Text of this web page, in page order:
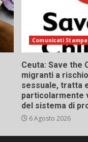
Comunicati Stampa
Ceuta: Save the
migranti a
sessuale, tratta
particolarmente
del sistema di
6 Agosto 2026